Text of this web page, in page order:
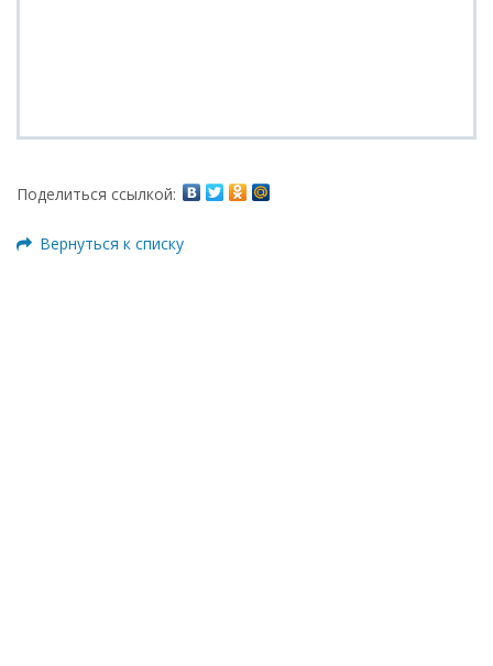
Поделиться ссылкой:
Вернуться к списку